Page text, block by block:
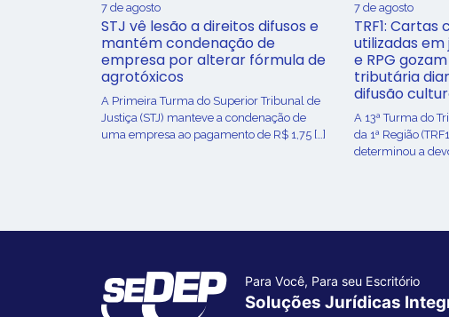
7 de agosto
STJ vê lesão a direitos difusos e
mantém condenação de
empresa por alterar fórmula de
agrotóxicos
​A Primeira Turma do Superior Tribunal de
Justiça (STJ) manteve a condenação de
uma empresa ao pagamento de R$ 1,75 […]
7 de agosto
TRF1: Cartas
utilizadas
e RPG
tributária
difusão
A 13ª Turma do
da 1ª Região
determinou a
Para Você, Para seu Escritório
Soluções Jurídicas